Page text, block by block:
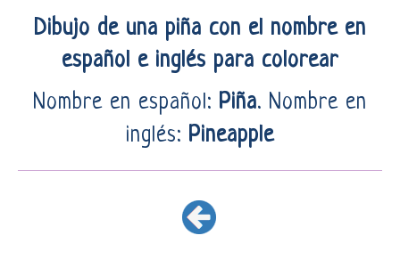
Dibujo de una piña con el nombre en
español e inglés para colorear
Nombre en español: Piña. Nombre en
inglés: Pineapple